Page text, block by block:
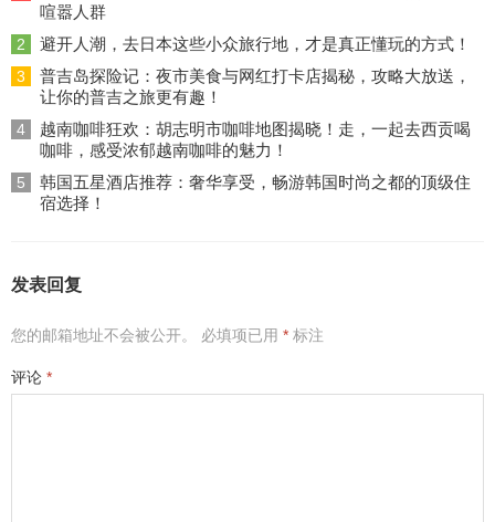
喧嚣人群
2 避开人潮，去日本这些小众旅行地，才是真正懂玩的方式！
3
普吉岛探险记：夜市美食与网红打卡店揭秘，攻略大放送，
让你的普吉之旅更有趣！
4
越南咖啡狂欢：胡志明市咖啡地图揭晓！走，一起去西贡喝
咖啡，感受浓郁越南咖啡的魅力！
5
韩国五星酒店推荐：奢华享受，畅游韩国时尚之都的顶级住
宿选择！
发表回复
您的邮箱地址不会被公开。 必填项已用 * 标注
评论 *